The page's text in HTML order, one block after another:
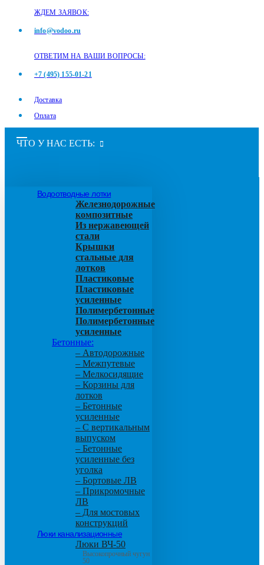
ЖДЕМ ЗАЯВОК:
info@vodoo.ru
ОТВЕТИМ НА ВАШИ ВОПРОСЫ:
+7 (495) 155-01-21
Доставка
Оплата
ЧТО У НАС ЕСТЬ:
Водоотводные лотки
Железнодорожные
композитные
Из нержавеющей
стали
Крышки
стальные для
лотков
Пластиковые
Пластиковые
усиленные
Полимербетонные
Полимербетонные
усиленные
Бетонные:
– Автодорожные
– Межпутевые
– Мелкосидящие
– Корзины для
лотков
– Бетонные
усиленные
– С вертикальным
выпуском
– Бетонные
усиленные без
уголка
– Бортовые ЛВ
– Прикромочные
ЛВ
– Для мостовых
конструкций
Люки канализационные
Люки ВЧ-50
Высокопрочный чугун
50